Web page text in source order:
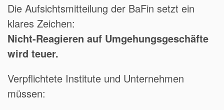
Die Aufsichtsmitteilung der BaFin setzt ein
klares Zeichen:
Nicht-Reagieren auf Umgehungsgeschäfte
wird teuer.
Verpflichtete Institute und Unternehmen
müssen: